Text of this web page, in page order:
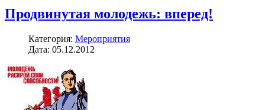
Продвинутая молодежь: вперед!
Категория: Мероприятия
Дата: 05.12.2012